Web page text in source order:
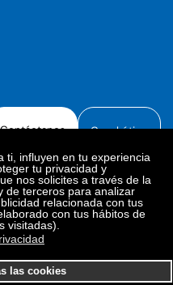
ti, influyen en tu experiencia
tu privacidad y
nos solicites a través de la
de terceros para analizar
relacionada con tus
con tus hábitos de
visitadas).
las cookies
Contáctanos Canal ético
de cookies
derechos reservados.